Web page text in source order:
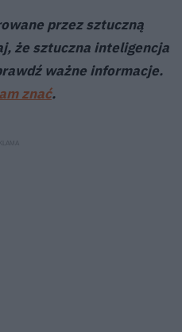
przez sztuczną
że sztuczna inteligencja
ważne informacje.
znać.